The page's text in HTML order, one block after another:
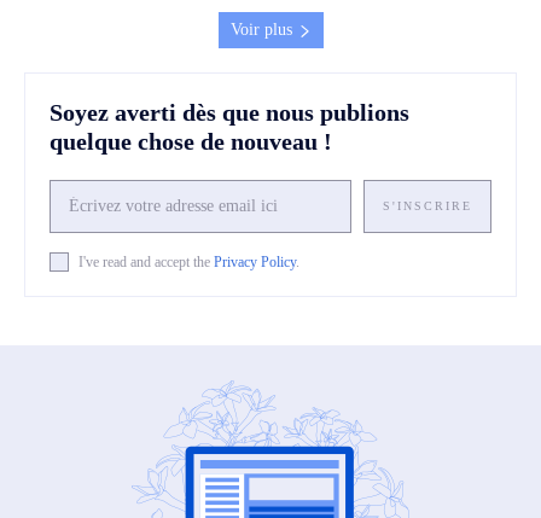
Voir plus
Soyez averti dès que nous publions
quelque chose de nouveau !
S'INSCRIRE
I've read and accept the Privacy Policy.